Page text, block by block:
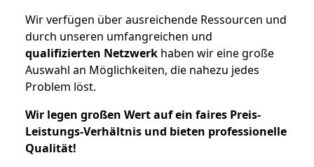
Wir verfügen über ausreichende Ressourcen und
durch unseren umfangreichen und
qualifizierten Netzwerk haben wir eine große
Auswahl an Möglichkeiten, die nahezu jedes
Problem löst.
Wir legen großen Wert auf ein faires Preis-
Leistungs-Verhältnis und bieten professionelle
Qualität!